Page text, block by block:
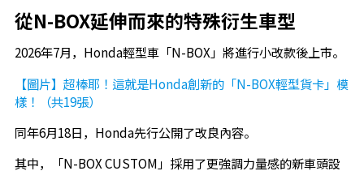
從N-BOX延伸而來的特殊衍生車型
2026年7月，Honda輕型車「N-BOX」將進行小改款後上市。
【圖片】超棒耶！這就是Honda創新的「N-BOX輕型貨卡」模
樣！（共19張）
同年6月18日，Honda先行公開了改良內容。
其中，「N-BOX CUSTOM」採用了更強調力量感的新車頭設